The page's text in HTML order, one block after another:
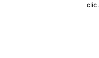
clic